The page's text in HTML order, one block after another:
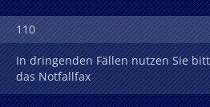
110
In dringenden Fällen nutzen Sie
das Notfallfax